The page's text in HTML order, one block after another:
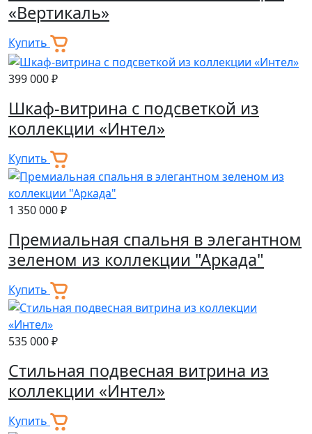
«Вертикаль»
Купить
399 000 ₽
Шкаф-витрина с подсветкой из
коллекции «Интел»
Купить
1 350 000 ₽
Премиальная спальня в элегантном
зеленом из коллекции "Аркада"
Купить
535 000 ₽
Стильная подвесная витрина из
коллекции «Интел»
Купить